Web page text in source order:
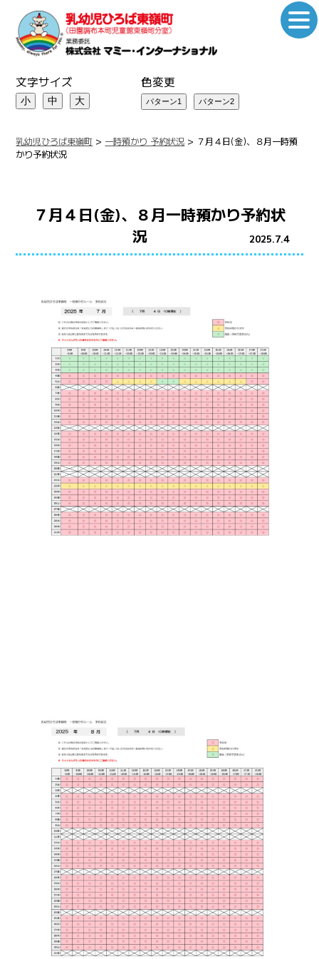
文字サイズ
小 中 大
色変更
乳幼児ひろば東嶺町 > 一時預かり 予約状況 > ７月４日(金)、８月一時預
かり予約状況
７月４日(金)、８月一時預かり予約状
況
2025.7.4